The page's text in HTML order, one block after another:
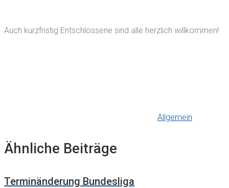
Auch kurzfristig Entschlossene sind alle herzlich willkommen!
Allgemein
Ähnliche Beiträge
Terminänderung Bundesliga